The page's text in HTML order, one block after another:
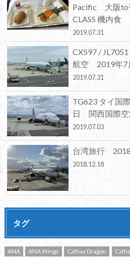
Pacific 大阪to
CLASS 機内食
2019.07.31
CX597 /
航空 2019年7
2019.07.31
TG623 タイ国
日 関西国際空
2019.07.03
台湾旅行
2018.12.18
タグ
ANA ANA Wings Cathay Dragon